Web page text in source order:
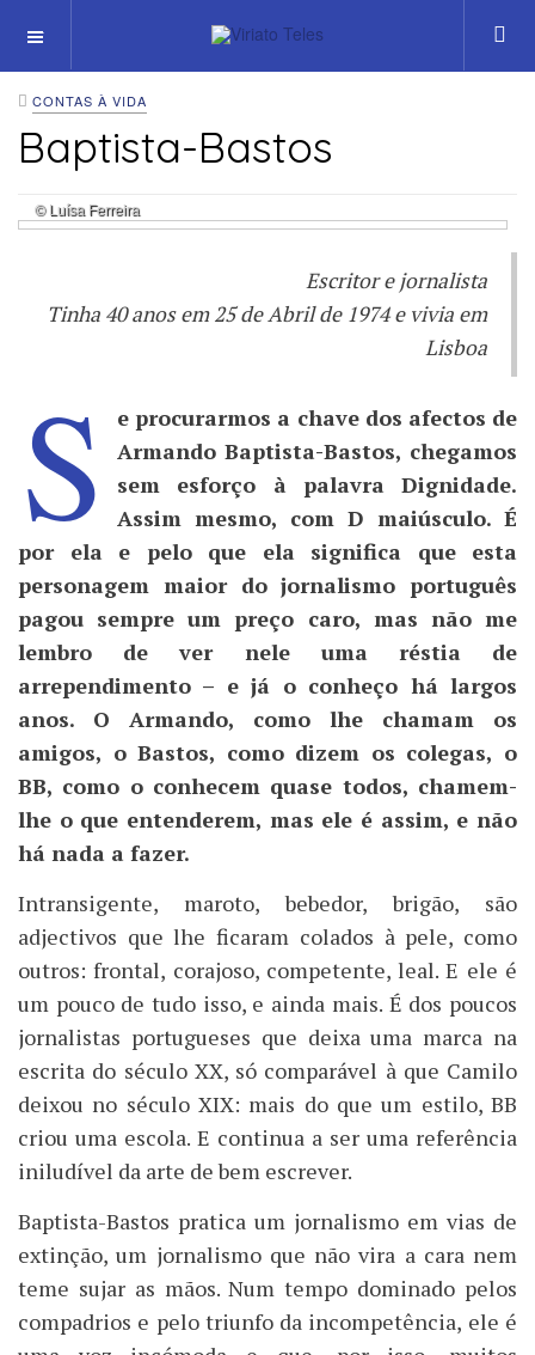
OFF CANVAS
CONTAS À VIDA
Baptista-Bastos
© Luísa Ferreira
Escritor e jornalista
Tinha 40 anos em 25 de Abril de 1974 e vivia em
Lisboa
S
e procurarmos a chave dos afectos de
Armando Baptista-Bastos, chegamos
sem esforço à palavra Dignidade.
Assim mesmo, com D maiúsculo. É
por ela e pelo que ela significa que esta
personagem maior do jornalismo português
pagou sempre um preço caro, mas não me
lembro de ver nele uma réstia de
arrependimento – e já o conheço há largos
anos. O Armando, como lhe chamam os
amigos, o Bastos, como dizem os colegas, o
BB, como o conhecem quase todos, chamem-
lhe o que entenderem, mas ele é assim, e não
há nada a fazer.
Intransigente, maroto, bebedor, brigão, são
adjectivos que lhe ficaram colados à pele, como
outros: frontal, corajoso, competente, leal. E ele é
um pouco de tudo isso, e ainda mais. É dos poucos
jornalistas portugueses que deixa uma marca na
escrita do século XX, só comparável à que Camilo
deixou no século XIX: mais do que um estilo, BB
criou uma escola. E continua a ser uma referência
iniludível da arte de bem escrever.
Baptista-Bastos pratica um jornalismo em vias de
extinção, um jornalismo que não vira a cara nem
teme sujar as mãos. Num tempo dominado pelos
compadrios e pelo triunfo da incompetência, ele é